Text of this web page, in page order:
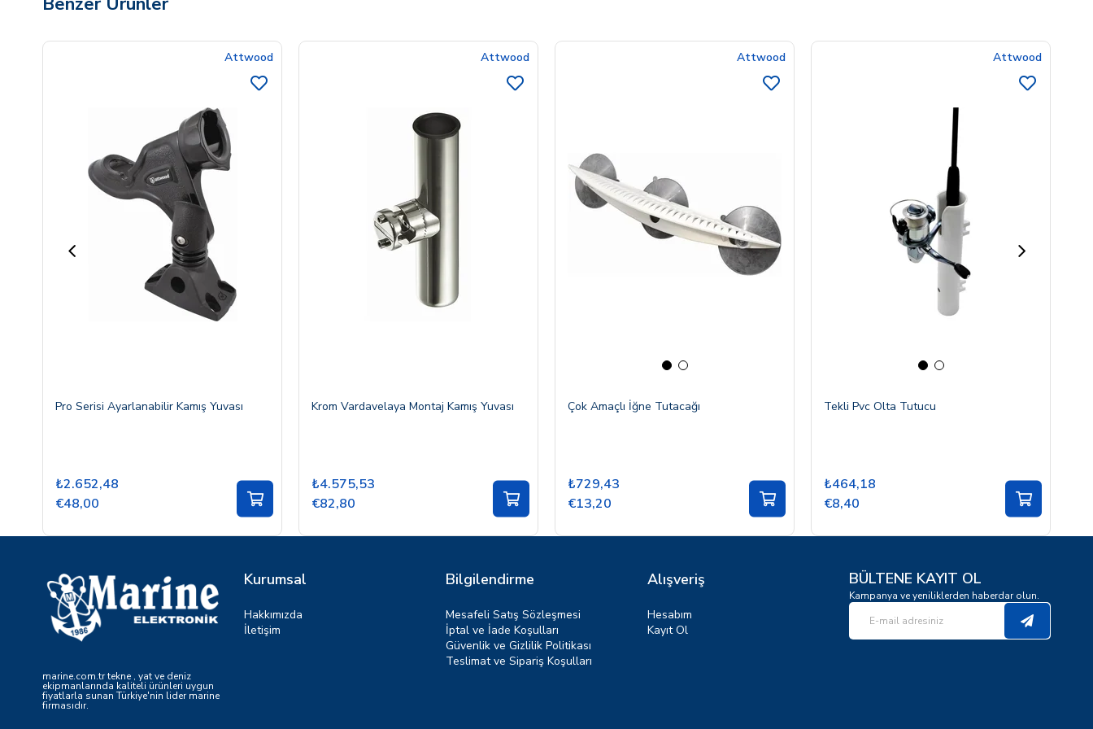
Attwood
Pro Serisi Ayarlanabilir Kamış Yuvası
₺2.652,48
€48,00
Attwood
Krom Vardavelaya Montaj Kamış Yuvası
₺4.575,53
€82,80
Attwood
Çok Amaçlı İğne Tutacağı
₺729,43
€13,20
Attwood
Tekli Pvc Olta Tutucu
₺464,18
€8,40
marine.com.tr tekne , yat ve deniz
ekipmanlarında kaliteli ürünleri uygun
fiyatlarla sunan Türkiye'nin lider marine
firmasıdır.
Kurumsal
Hakkımızda
İletişim
Bilgilendirme
Mesafeli Satış Sözleşmesi
İptal ve İade Koşulları
Güvenlik ve Gizlilik Politikası
Teslimat ve Sipariş Koşulları
Alışveriş
Hesabım
Kayıt Ol
BÜLTENE KAYIT OL
Kampanya ve yeniliklerden haberdar olun.